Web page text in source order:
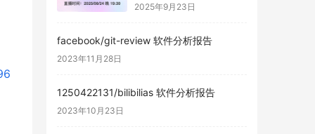
2025年9月23日
facebook/git-review 软件分析报告
2023年11月28日
1250422131/bilibilias 软件分析报告
2023年10月23日